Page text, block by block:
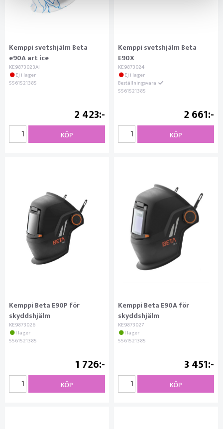
Kemppi svetshjälm Beta
e90A art ice
KE9873023AI
Ej i lager
5561521385
2 423
KÖP
Kemppi svetshjälm Beta
E90X
KE9873024
Ej i lager
Beställningsvara
5561521385
2 661
KÖP
Kemppi Beta E90P för
skyddshjälm
KE9873026
I lager
5561521385
1 726
KÖP
Kemppi Beta E90A för
skyddshjälm
KE9873027
I lager
5561521385
3 451
KÖP